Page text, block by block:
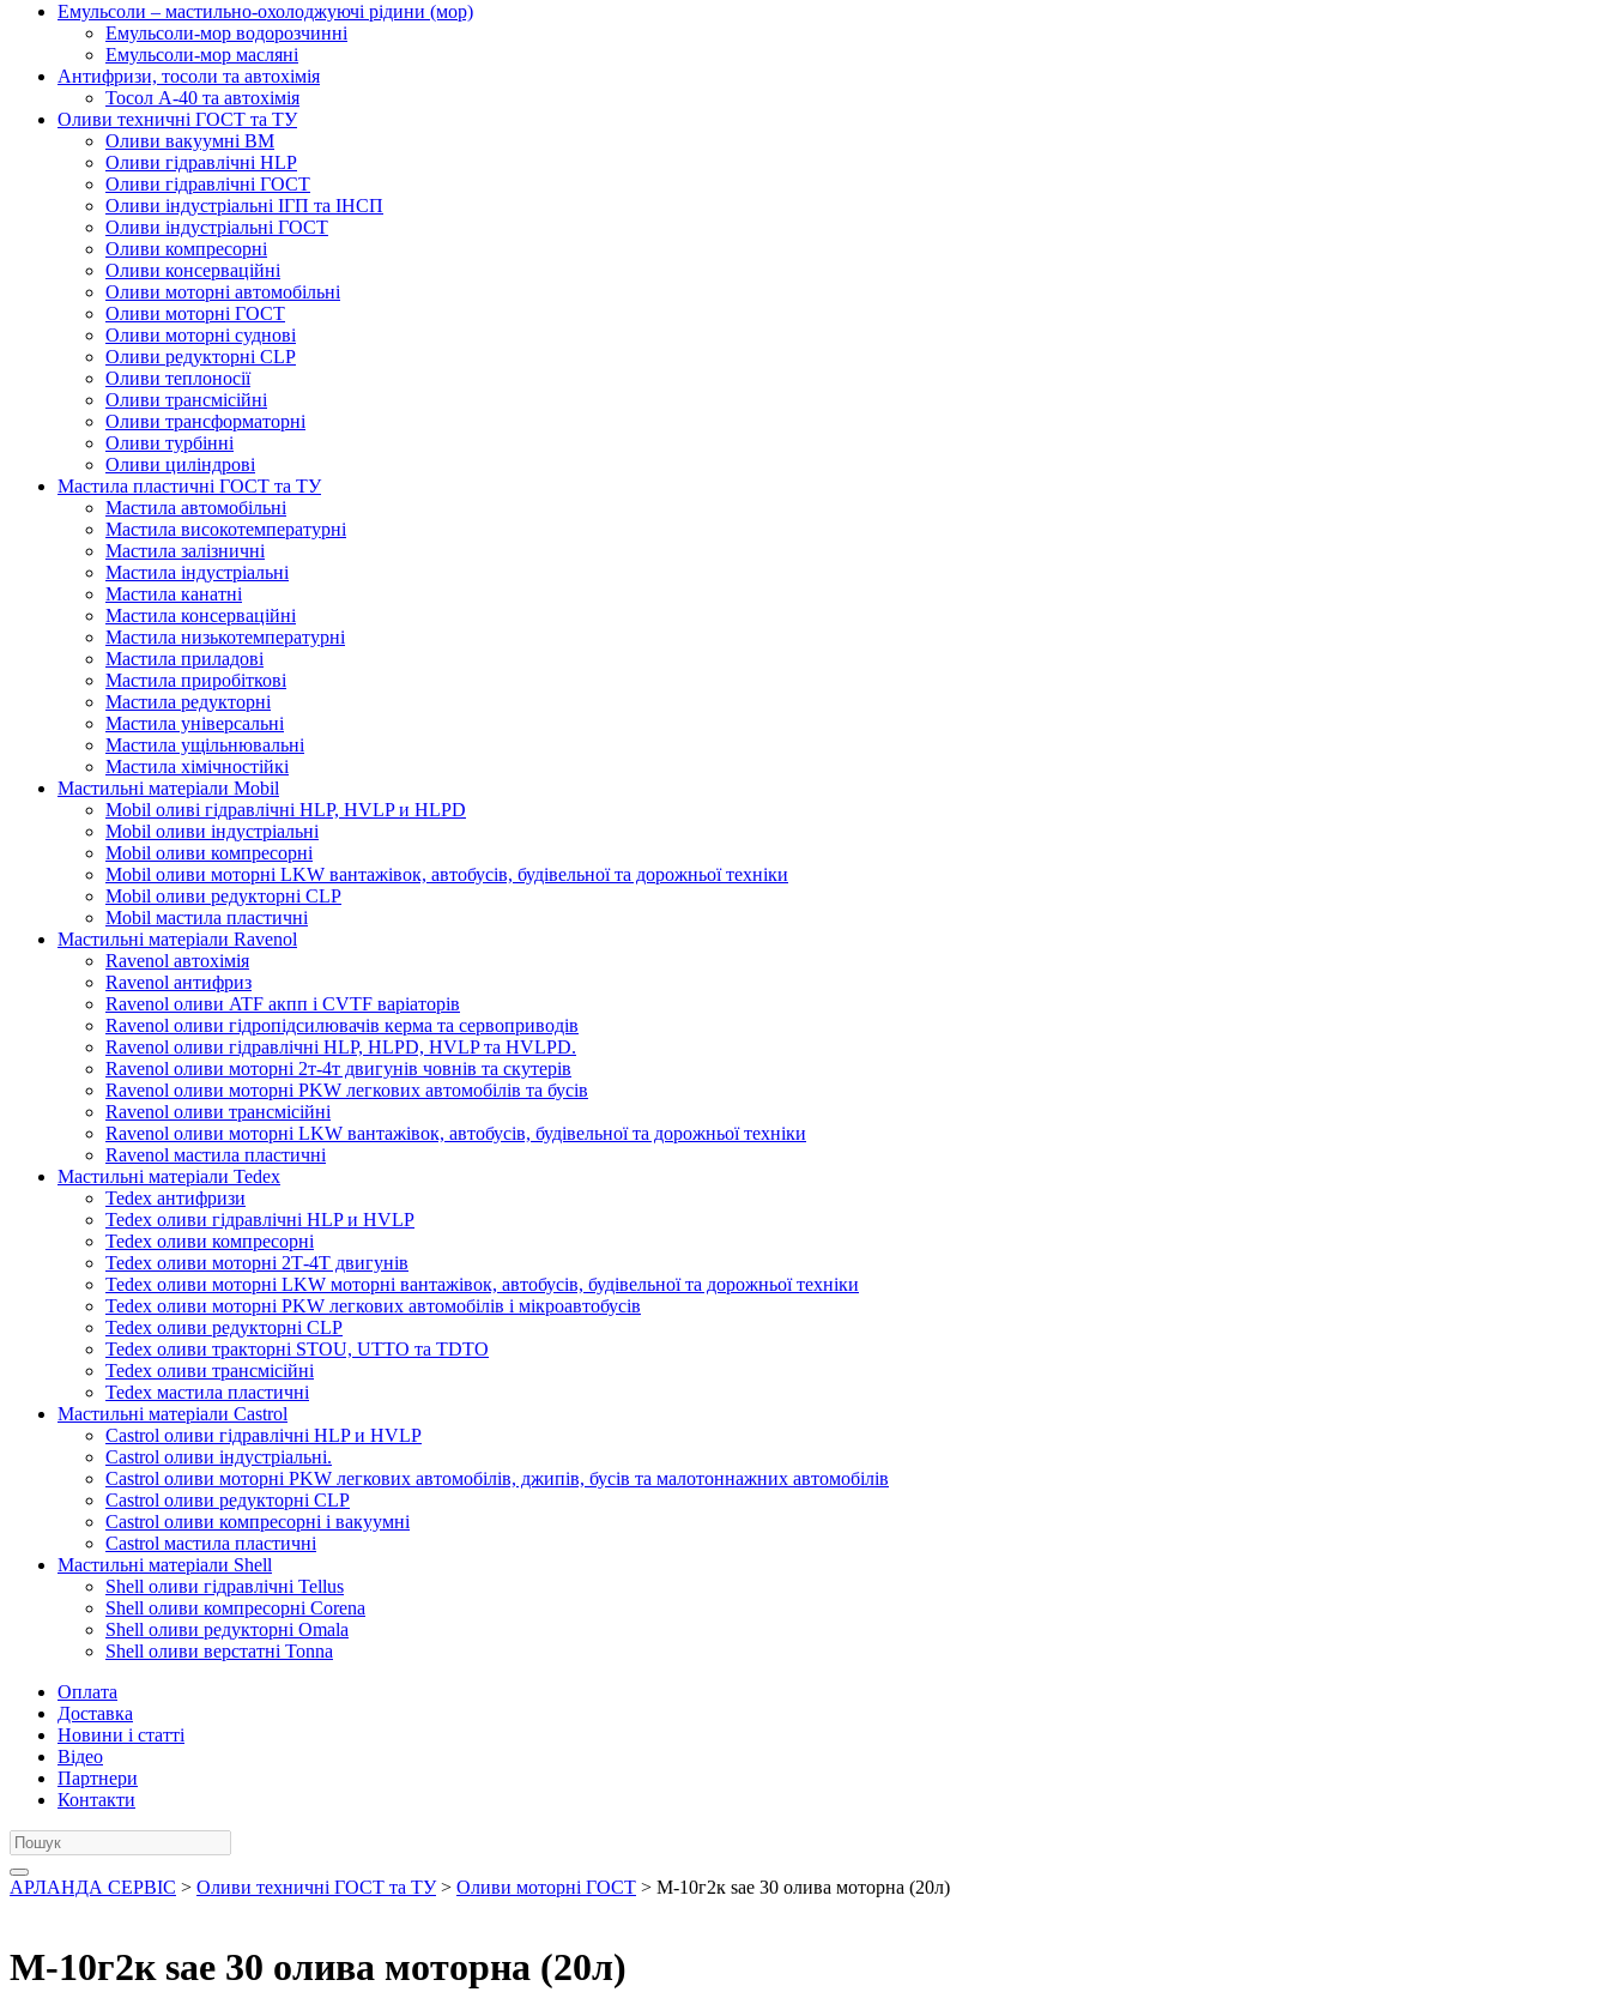
Емульсоли – мастильно-охолоджуючі рідини (мор)
Емульсоли-мор водорозчинні
Емульсоли-мор масляні
Антифризи, тосоли та автохімія
Тосол А-40 та автохімія
Оливи техничні ГОСТ та ТУ
Оливи вакуумні ВМ
Оливи гідравлічні HLP
Оливи гідравлічні ГОСТ
Оливи індустріальні ІГП та ІНСП
Оливи індустріальні ГОСТ
Оливи компресорні
Оливи консерваційні
Оливи моторні автомобільні
Оливи моторні ГОСТ
Оливи моторні суднові
Оливи редукторні CLP
Оливи теплоносії
Оливи трансмісійні
Оливи трансформаторні
Оливи турбінні
Оливи циліндрові
Мастила пластичні ГОСТ та ТУ
Мастила автомобільні
Мастила високотемпературні
Мастила залізничні
Мастила індустріальні
Мастила канатні
Мастила консерваційні
Мастила низькотемпературні
Мастила приладові
Мастила приробіткові
Мастила редукторні
Мастила універсальні
Мастила ущільнювальні
Мастила хімічностійкі
Мастильні матеріали Mobil
Mobil оливі гідравлічні HLP, HVLP и HLPD
Mobil оливи індустріальні
Mobil оливи компресорні
Mobil оливи моторні LKW вантажівок, автобусів, будівельної та дорожньої техніки
Mobil оливи редукторні CLP
Mobil мастила пластичні
Мастильні матеріали Ravenol
Ravenol автохімія
Ravenol антифриз
Ravenol оливи ATF акпп і CVTF варіаторів
Ravenol оливи гідропідсилювачів керма та сервоприводів
Ravenol оливи гідравлічні HLP, HLPD, HVLP та HVLPD.
Ravenol оливи моторні 2т-4т двигунів човнів та скутерів
Ravenol оливи моторні PKW легкових автомобілів та бусів
Ravenol оливи трансмісійні
Ravenol оливи моторні LKW вантажівок, автобусів, будівельної та дорожньої техніки
Ravenol мастила пластичні
Мастильні матеріали Tedex
Tedex антифризи
Tedex оливи гідравлічні HLP и HVLP
Tedex оливи компресорні
Tedex оливи моторні 2Т-4Т двигунів
Tedex оливи моторні LKW моторні вантажівок, автобусів, будівельної та дорожньої техніки
Tedex оливи моторні PKW легкових автомобілів і мікроавтобусів
Tedex оливи редукторні CLP
Tedex оливи тракторні STOU, UTTO та TDTO
Tedex оливи трансмісійні
Tedex мастила пластичні
Мастильні матеріали Castrol
Castrol оливи гідравлічні HLP и HVLP
Castrol оливи індустріальні.
Castrol оливи моторні PKW легкових автомобілів, джипів, бусів та малотоннажних автомобілів
Castrol оливи редукторні CLP
Castrol оливи компресорні і вакуумні
Castrol мастила пластичні
Мастильні матеріали Shell
Shell оливи гідравлічні Tellus
Shell оливи компресорні Corena
Shell оливи редукторні Omala
Shell оливи верстатні Tonna
Оплата
Доставка
Новини і статті
Відео
Партнери
Контакти
АРЛАНДА СЕРВІС > Оливи техничні ГОСТ та ТУ> Оливи моторні ГОСТ > М-10г2к sae 30 олива моторна (20л)
М-10г2к sae 30 олива моторна (20л)